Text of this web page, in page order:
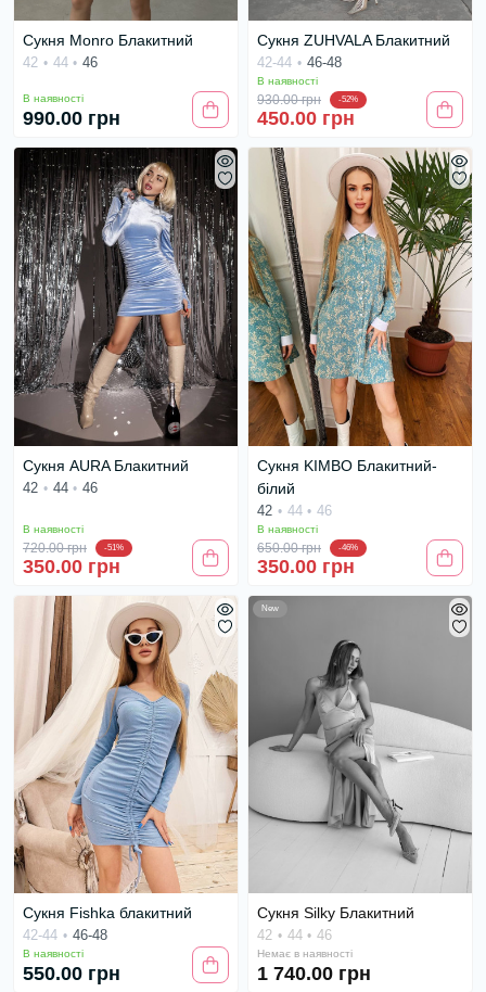
Сукня Monro Блакитний
42 44 46
В наявності
990.00 грн
Сукня ZUHVALA Блакитний
42-44 46-48
В наявності
930.00 грн -52%
450.00 грн
Сукня AURA Блакитний
42 44 46
В наявності
720.00 грн -51%
350.00 грн
Сукня KIMBO Блакитний-
білий
42 44 46
В наявності
650.00 грн -46%
350.00 грн
Сукня Fishka блакитний
42-44 46-48
В наявності
550.00 грн
New
Сукня Silky Блакитний
42 44 46
Немає в наявності
1 740.00 грн